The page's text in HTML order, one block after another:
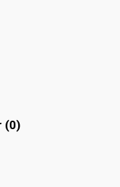
(0)